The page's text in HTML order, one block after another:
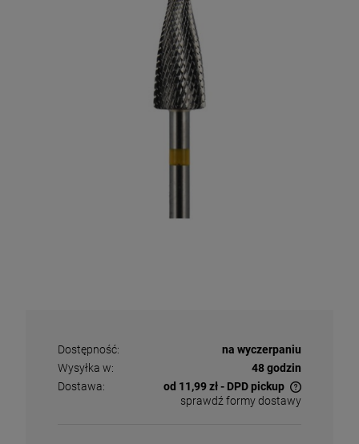
Dostępność:
na wyczerpaniu
Wysyłka w:
48 godzin
Dostawa:
od 11,99 zł- DPD pickup
Cena nie zawiera ewentualnych kosztów płatności
sprawdź formy dostawy